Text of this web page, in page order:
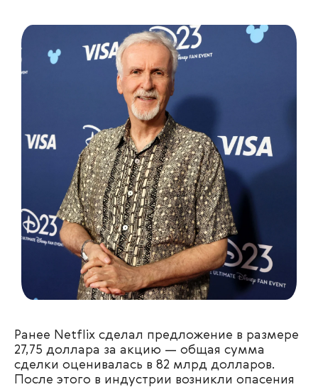
Ранее Netflix сделал предложение в размере
27,75 доллара за акцию — общая сумма
сделки оценивалась в 82 млрд долларов.
После этого в индустрии возникли опасения